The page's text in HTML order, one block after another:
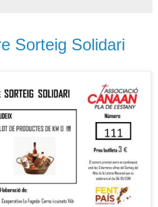
Sorteig Solidari